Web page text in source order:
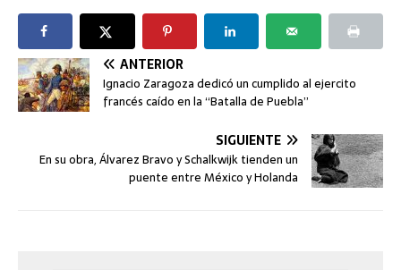
ANTERIOR
Ignacio Zaragoza dedicó un cumplido al ejercito
francés caído en la “Batalla de Puebla”
SIGUIENTE
En su obra, Álvarez Bravo y Schalkwijk tienden un
puente entre México y Holanda